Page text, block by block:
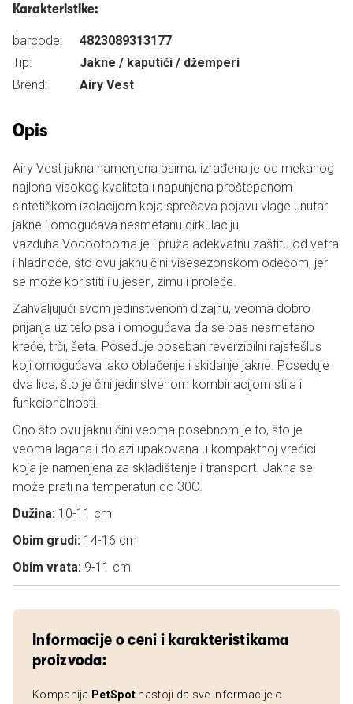
Karakteristike:
barcode:
4823089313177
Tip:
Jakne / kaputići / džemperi
Brend:
Airy Vest
Opis
Airy Vest jakna namenjena psima, izrađena je od mekanog
najlona visokog kvaliteta i napunjena proštepanom
sintetičkom izolacijom koja sprečava pojavu vlage unutar
jakne i omogućava nesmetanu cirkulaciju
vazduha.Vodootporna je i pruža adekvatnu zaštitu od vetra
i hladnoće, što ovu jaknu čini višesezonskom odećom, jer
se može koristiti i u jesen, zimu i proleće.
Zahvaljujući svom jedinstvenom dizajnu, veoma dobro
prijanja uz telo psa i omogućava da se pas nesmetano
kreće, trči, šeta. Poseduje poseban reverzibilni rajsfešlus
koji omogućava lako oblačenje i skidanje jakne. Poseduje
dva lica, što je čini jedinstvenom kombinacijom stila i
funkcionalnosti.
Ono što ovu jaknu čini veoma posebnom je to, što je
veoma lagana i dolazi upakovana u kompaktnoj vrećici
koja je namenjena za skladištenje i transport. Jakna se
može prati na temperaturi do 30C.
Dužina: 10-11 cm
Obim grudi: 14-16 cm
Obim vrata: 9-11 cm
Informacije o ceni i karakteristikama
proizvoda:
Kompanija PetSpot nastoji da sve informacije o